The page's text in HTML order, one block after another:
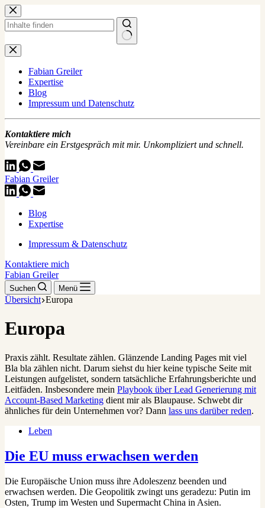
Zum
Inhalt
springen
Keine
Ergebnisse
Fabian Greiler
Expertise
Blog
Impressum und Datenschutz
Kontaktiere mich
Vereinbare ein Erstgespräch mit mir. Unkompliziert und schnell.
Fabian Greiler
Blog
Expertise
Impressum & Datenschutz
Kontaktiere mich
Fabian Greiler
Suchen Menü
Übersicht Europa
Europa
Praxis zählt. Resultate zählen. Glänzende Landing Pages mit viel
Bla bla zählen nicht. Darum siehst du hier keine typische Seite mit
Leistungen aufgelistet, sondern tatsächliche Erfahrungsberichte und
Leitfäden. Insbesondere mein Playbook über Lead Generierung mit
Account-Based Marketing dient mir als Blaupause. Schwebt dir
ähnliches für dein Unternehmen vor? Dann lass uns darüber reden.
Leben
Die EU muss erwachsen werden
Die Europäische Union muss ihre Adoleszenz beenden und
erwachsen werden. Die Geopolitik zwingt uns geradezu: Putin im
Osten, Trump im Westen und Supermacht China in Asien.